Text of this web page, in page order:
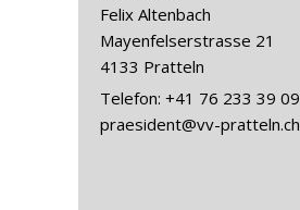
Felix Altenbach
Mayenfelserstrasse 21
4133 Pratteln
Telefon: +41 76 233 39 09
praesident@vv-pratteln.ch